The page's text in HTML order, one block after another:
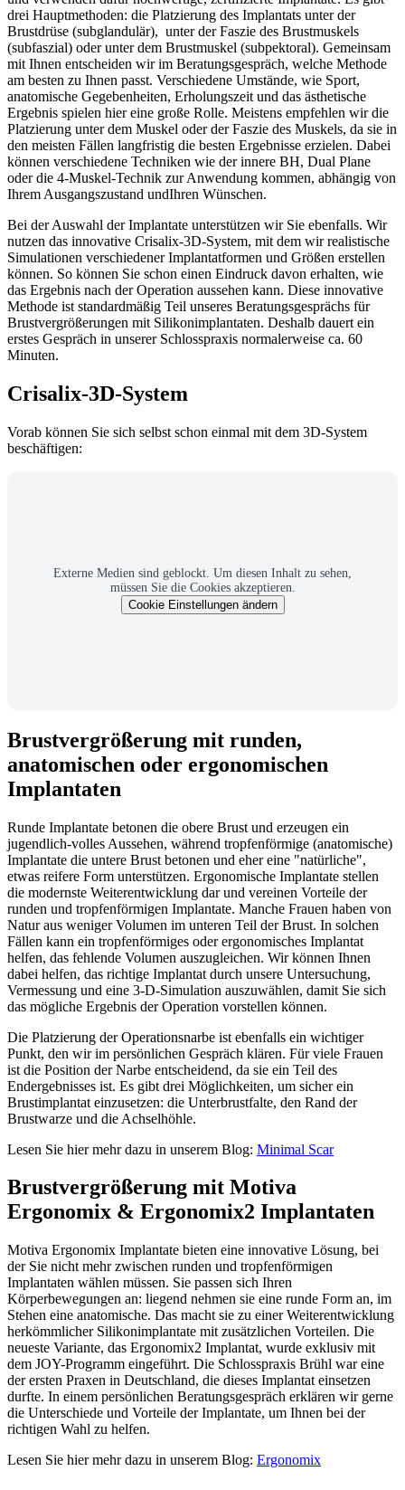
drei Hauptmethoden: die Platzierung des Implantats unter der
Brustdrüse (subglandulär), unter der Faszie des Brustmuskels
(subfaszial) oder unter dem Brustmuskel (subpektoral). Gemeinsam
mit Ihnen entscheiden wir im Beratungsgespräch, welche Methode
am besten zu Ihnen passt. Verschiedene Umstände, wie Sport,
anatomische Gegebenheiten, Erholungszeit und das ästhetische
Ergebnis spielen hier eine große Rolle. Meistens empfehlen wir die
Platzierung unter dem Muskel oder der Faszie des Muskels, da sie in
den meisten Fällen langfristig die besten Ergebnisse erzielen. Dabei
können verschiedene Techniken wie der innere BH, Dual Plane
oder die 4-Muskel-Technik zur Anwendung kommen, abhängig von
Ihrem Ausgangszustand undIhren Wünschen.
Bei der Auswahl der Implantate unterstützen wir Sie ebenfalls. Wir
nutzen das innovative Crisalix-3D-System, mit dem wir realistische
Simulationen verschiedener Implantatformen und Größen erstellen
können. So können Sie schon einen Eindruck davon erhalten, wie
das Ergebnis nach der Operation aussehen kann. Diese innovative
Methode ist standardmäßig Teil unseres Beratungsgesprächs für
Brustvergrößerungen mit Silikonimplantaten. Deshalb dauert ein
erstes Gespräch in unserer Schlosspraxis normalerweise ca. 60
Minuten.
Crisalix-3D-System
Vorab können Sie sich selbst schon einmal mit dem 3D-System
beschäftigen:
Externe Medien sind geblockt. Um diesen Inhalt zu sehen,
müssen Sie die Cookies akzeptieren.
Cookie Einstellungen ändern
Brustvergrößerung mit runden,
anatomischen oder ergonomischen
Implantaten
Runde Implantate betonen die obere Brust und erzeugen ein
jugendlich-volles Aussehen, während tropfenförmige (anatomische)
Implantate die untere Brust betonen und eher eine "natürliche",
etwas reifere Form unterstützen. Ergonomische Implantate stellen
die modernste Weiterentwicklung dar und vereinen Vorteile der
runden und tropfenförmigen Implantate. Manche Frauen haben von
Natur aus weniger Volumen im unteren Teil der Brust. In solchen
Fällen kann ein tropfenförmiges oder ergonomisches Implantat
helfen, das fehlende Volumen auszugleichen. Wir können Ihnen
dabei helfen, das richtige Implantat durch unsere Untersuchung,
Vermessung und eine 3-D-Simulation auszuwählen, damit Sie sich
das mögliche Ergebnis der Operation vorstellen können.
Die Platzierung der Operationsnarbe ist ebenfalls ein wichtiger
Punkt, den wir im persönlichen Gespräch klären. Für viele Frauen
ist die Position der Narbe entscheidend, da sie ein Teil des
Endergebnisses ist. Es gibt drei Möglichkeiten, um sicher ein
Brustimplantat einzusetzen: die Unterbrustfalte, den Rand der
Brustwarze und die Achselhöhle.
Lesen Sie hier mehr dazu in unserem Blog: Minimal Scar
Brustvergrößerung mit Motiva
Ergonomix & Ergonomix2 Implantaten
Motiva Ergonomix Implantate bieten eine innovative Lösung, bei
der Sie nicht mehr zwischen runden und tropfenförmigen
Implantaten wählen müssen. Sie passen sich Ihren
Körperbewegungen an: liegend nehmen sie eine runde Form an, im
Stehen eine anatomische. Das macht sie zu einer Weiterentwicklung
herkömmlicher Silikonimplantate mit zusätzlichen Vorteilen. Die
neueste Variante, das Ergonomix2 Implantat, wurde exklusiv mit
dem JOY-Programm eingeführt. Die Schlosspraxis Brühl war eine
der ersten Praxen in Deutschland, die dieses Implantat einsetzen
durfte. In einem persönlichen Beratungsgespräch erklären wir gerne
die Unterschiede und Vorteile der Implantate, um Ihnen bei der
richtigen Wahl zu helfen.
Lesen Sie hier mehr dazu in unserem Blog: Ergonomix